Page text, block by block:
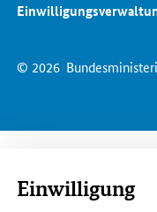
© 2026
Einwilligung